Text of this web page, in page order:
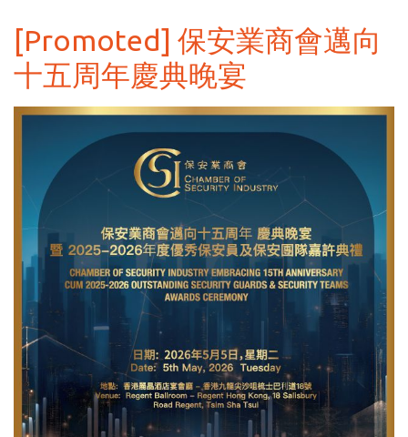
[Promoted] 保安業商會邁向
十五周年慶典晚宴